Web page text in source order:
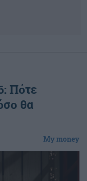
Πότε
θα
My money